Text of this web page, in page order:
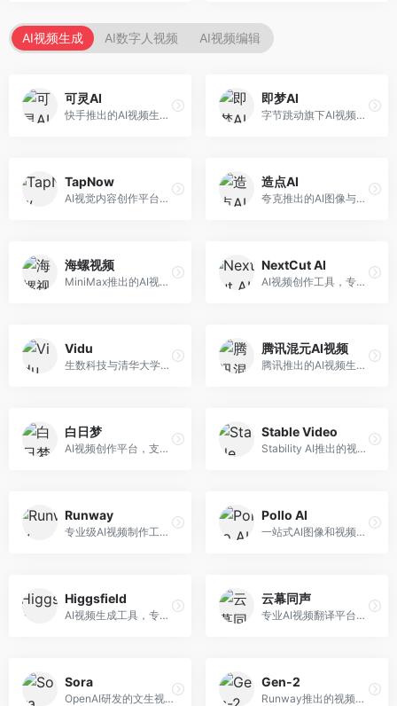
AI视频生成 AI数字人视频 AI视频编辑
可灵AI
快手推出的AI视频生成平台，支持文生视频和图生视频，可生成长达2分钟的高质量视频内容。面向短视频创作者和营销人员，操作简便，生成效果逼真，适合商业推广和创意表达。
即梦AI
字节跳动旗下AI视频创作平台，支持多模态内容生成。面向内容创作者和营销人员，提供文生视频、图生视频、智能剪辑等功能，中文理解能力强，创作效率高。
TapNow
AI视觉内容创作平台，整合图像与视频生成能力。面向内容创作者，提供文生图、文生视频、智能编辑等服务，创作工具丰富，一站式体验便捷。
造点AI
夸克推出的AI图像与视频创作平台。面向普通用户和内容创作者，提供文生图、文生视频等功能，操作简便，与夸克生态深度整合。
海螺视频
MiniMax推出的AI视频生成工具，支持高质量视频创作。面向内容创作者，提供文生视频、视频编辑等功能，生成速度快，视频效果自然流畅。
NextCut AI
AI视频创作工具，专注于智能剪辑和视频生成。面向视频创作者，提供智能剪辑、视频生成、特效添加等功能，剪辑效率高，适合快节奏内容生产。
Vidu
生数科技与清华大学联合研发的AI视频生成大模型。面向视频创作者和内容生产者，支持文生视频、图生视频，视频质量高，物理运动理解准确，国产视频生成领先工具。
腾讯混元AI视频
腾讯推出的AI视频生成工具，基于混元大模型。面向腾讯生态用户和内容创作者，支持文生视频、视频编辑等功能，与腾讯产品生态深度整合。
白日梦
AI视频创作平台，支持生成长达50分钟的长视频内容。面向长视频创作者和内容生产者，支持故事视频生成、视频编辑等功能，适合叙事性内容创作。
Stable Video
Stability AI推出的视频生成模型，开源可部署。面向开发者和专业创作者，支持视频生成、视频编辑等功能，开源生态完善，定制化程度高。
Runway
专业级AI视频制作工具，支持视频生成与编辑。面向影视制作人和创意工作者，提供文生视频、视频编辑、绿幕抠像等专业功能，视频处理能力强，适合专业创作场景。
Pollo AI
一站式AI图像和视频创作平台，整合多种生成工具。面向内容创作者，提供文生图、文生视频、视频编辑等服务，创作工具全面，一站式体验便捷。
Higgsfield
AI视频生成工具，专注于高质量视频内容创作。面向视频创作者和营销人员，支持文生视频、视频编辑等功能，视频效果逼真，适合商业应用。
云幕同声
专业AI视频翻译平台，支持视频多语言配音和字幕生成。面向跨境电商和内容出海从业者，提供视频翻译、配音、字幕生成等服务，多语言支持完善。
Sora
OpenAI研发的文生视频大模型，可根据文字描述生成长达60秒的高清视频。面向影视创作者、广告从业者和内容生产者，视频连贯性强，物理世界理解准确，代表了AI视频生成的最高水平。
Gen-2
Runway推出的视频生成模型，专注于文生视频和视频风格转换。面向影视制作人和创意工作者，支持文本到视频、图像到视频等多种生成模式，视频质量专业级。